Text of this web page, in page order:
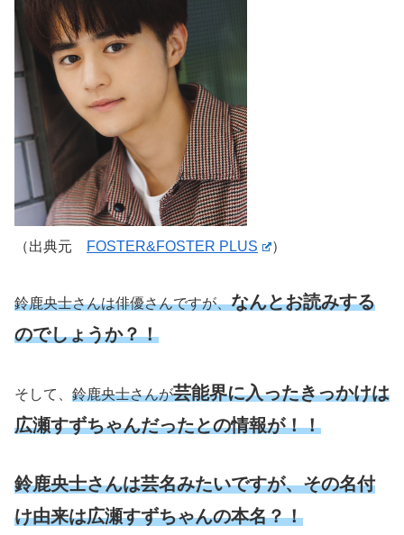
（出典元 FOSTER&FOSTER PLUS ）
鈴鹿央士さんは俳優さんですが、なんとお読みする
のでしょうか？！
そして、 鈴鹿央士さんが芸能界に入ったきっかけは
広瀬すずちゃんだったとの情報が！！
鈴鹿央士さんは芸名みたいですが、その名付
け由来は広瀬すずちゃんの本名？！